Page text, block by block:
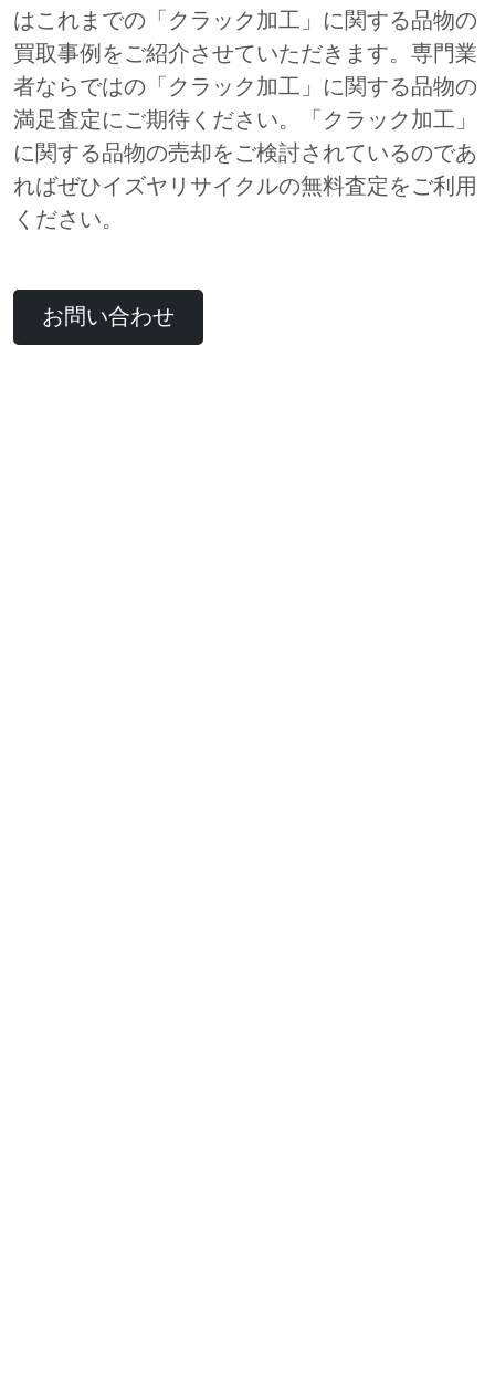
はこれまでの「クラック加工」に関する品物の
買取事例をご紹介させていただきます。専門業
者ならではの「クラック加工」に関する品物の
満足査定にご期待ください。「クラック加工」
に関する品物の売却をご検討されているのであ
ればぜひイズヤリサイクルの無料査定をご利用
ください。
お問い合わせ